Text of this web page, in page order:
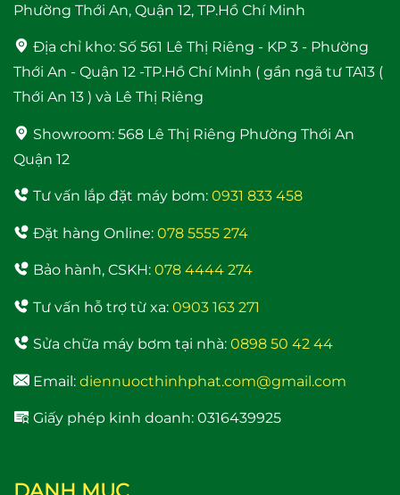
Máy bơm tăng áp mini
Máy bơm tăng áp
(250W)
Rơ le điện tử Adelino
minh cho máy bơm
Máy Năng Lượng Mặt
bảo hành 4 năm
đẩy cao Samico 200w
Phường Thới An, Quận 12, TP.Hồ Chí Minh
Địa chỉ kho: Số 561 Lê Thị Riêng - KP 3 - Phường
Thới An - Quận 12 -TP.Hồ Chí Minh ( gần ngã tư TA13 (
Thới An 13 ) và Lê Thị Riêng
Showroom: 568 Lê Thị Riêng Phường Thới An
Quận 12
Tư vấn lắp đặt máy bơm: 0931 833 458
Đặt hàng Online: 078 5555 274
Bảo hành, CSKH: 078 4444 274
Tư vấn hỗ trợ từ xa: 0903 163 271
Sửa chữa máy bơm tại nhà: 0898 50 42 44
Email: diennuocthinhphat.com@gmail.com
Giấy phép kinh doanh: 0316439925